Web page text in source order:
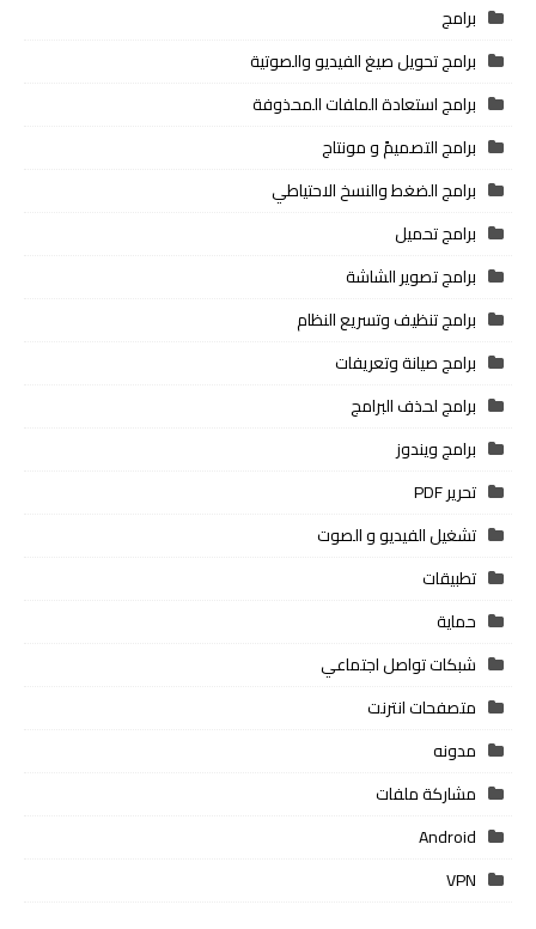
برامج
برامج تحويل صيغ الفيديو والصوتية
برامج استعادة الملفات المحذوفة
برامج التصميمً و مونتاج
برامج الضغط والنسخ الاحتياطي
برامج تحميل
برامج تصوير الشاشة
برامج تنظيف وتسريع النظام
برامج صيانة وتعريفات
برامج لحذف البرامج
برامج ويندوز
تحرير PDF
تشغيل الفيديو و الصوت
تطبيقات
حماية
شبكات تواصل اجتماعي
متصفحات انترنت
مدونه
مشاركة ملفات
Android
VPN